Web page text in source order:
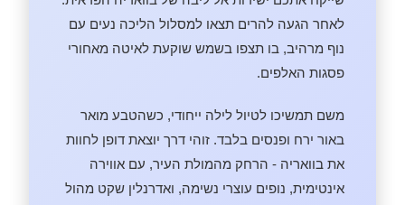
לאחר הגעה להרים תצאו למסלול הליכה נעים עם
נוף מרהיב, בו תצפו בשמש שוקעת לאיטה מאחורי
פסגות האלפים.
משם תמשיכו לטיול לילה ייחודי, כשהטבע מואר
באור ירח ופנסים בלבד. זוהי דרך יוצאת דופן לחוות
את בוואריה - הרחק מהמולת העיר, עם אווירה
אינטימית, נופים עוצרי נשימה, ואדרנלין שקט מהול